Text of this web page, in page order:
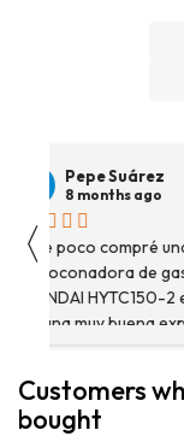
〈
Pepe Suárez
8 months ago
Hace poco compré una
destoconadora de
HYUNDAI HYTC150-2
fue una muy buena
solo me encontré el
asesoraron y
detalle para
Customers
bought